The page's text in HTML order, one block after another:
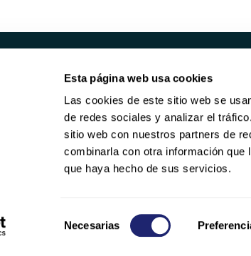
Esta página web usa cookies
Las cookies de este sitio web se
de redes sociales y analizar el
sitio web con nuestros partners de
combinarla con otra información que
que haya hecho de sus servicios.
de
Necesarias
PRODUCTOS
SERVIDORES
HARDWARE DE
NETWORKING